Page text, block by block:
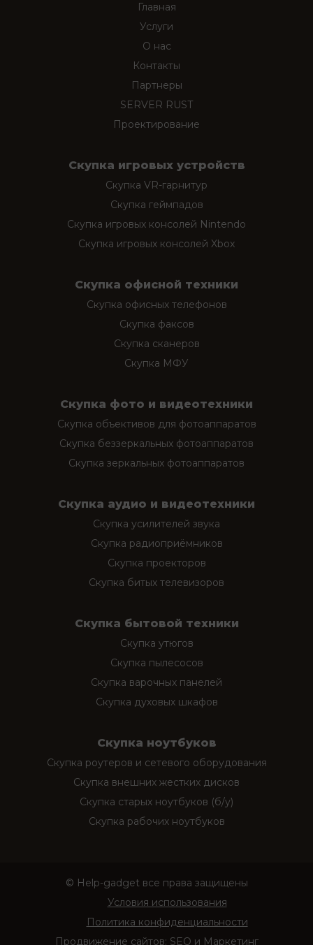
Главная
Услуги
О нас
Контакты
Партнеры
SERVER RUST
Проектирование
Скупка игровых устройств
Скупка VR-гарнитур
Скупка геймпадов
Скупка игровых консолей Nintendo
Скупка игровых консолей Xbox
Скупка офисной техники
Скупка офисных телефонов
Скупка факсов
Скупка сканеров
Скупка МФУ
Скупка фото и видеотехники
Скупка объективов для фотоаппаратов
Скупка беззеркальных фотоаппаратов
Скупка зеркальных фотоаппаратов
Скупка аудио и видеотехники
Скупка усилителей звука
Скупка радиоприёмников
Скупка проекторов
Скупка битых телевизоров
Скупка бытовой техники
Скупка утюгов
Скупка пылесосов
Скупка варочных панелей
Скупка духовых шкафов
Скупка ноутбуков
Скупка роутеров и сетевого оборудования
Скупка внешних жестких дисков
Скупка старых ноутбуков (б/у)
Скупка рабочих ноутбуков
© Help-gadget все права защищены
Условия использования
Политика конфиденциальности
Продвижение сайтов: SEO и Маркетинг